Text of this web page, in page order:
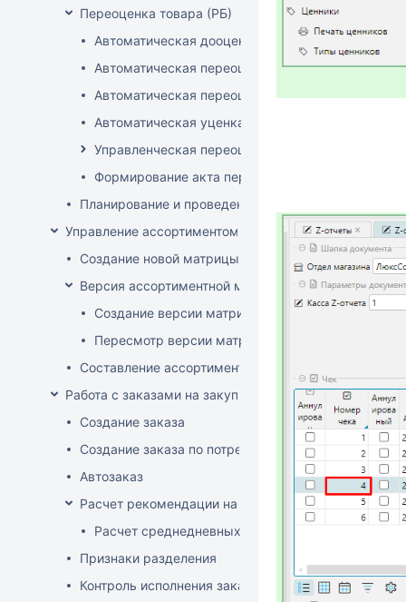
Переоценка товара (РБ)
Автоматическая дооценка товаров
Автоматическая переоценка акционного товара
Автоматическая переоценка по прайсам и
Автоматическая уценка товаров
Управленческая переоценка
Формирование акта переоценки
Планирование и проведение акций
Управление ассортиментом магазинов
Создание новой матрицы
Версия ассортиментной матрицы
Создание версии матрицы
Пересмотр версии матрицы
Составление ассортимента магазина
Работа с заказами на закупку
Создание заказа
Создание заказа по потребностям
Автозаказ
Расчет рекомендации на закупку
Расчет среднедневных продаж
Признаки разделения
Контроль исполнения заказов поставщиком